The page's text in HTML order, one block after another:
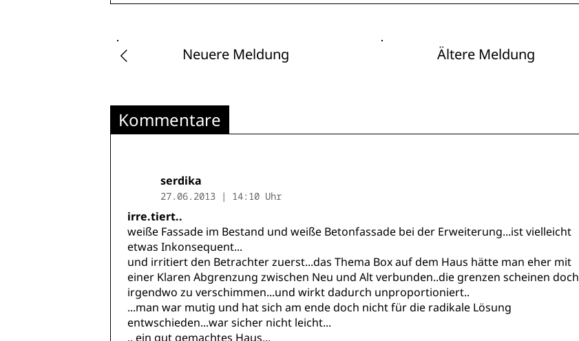
Neuere Meldung Ältere Meldung
Kommentare
serdika
27.06.2013 | 14:10 Uhr
irre.tiert..
weiße Fassade im Bestand und weiße Betonfassade bei der Erweiterung...ist vielleicht
etwas Inkonsequent...
und irritiert den Betrachter zuerst...das Thema Box auf dem Haus hätte man eher mit
einer Klaren Abgrenzung zwischen Neu und Alt verbunden..die grenzen scheinen doch
irgendwo zu verschimmen...und wirkt dadurch unproportioniert..
...man war mutig und hat sich am ende doch nicht für die radikale Lösung
entwschieden...war sicher nicht leicht...
.. ein gut gemachtes Haus...